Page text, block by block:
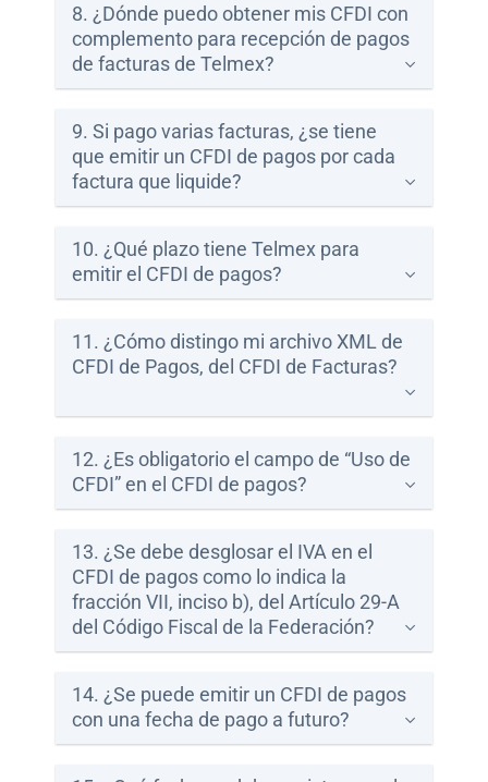
8. ¿Dónde puedo obtener mis CFDI con
complemento para recepción de pagos
de facturas de Telmex?
9. Si pago varias facturas, ¿se tiene
que emitir un CFDI de pagos por cada
factura que liquide?
10. ¿Qué plazo tiene Telmex para
emitir el CFDI de pagos?
11. ¿Cómo distingo mi archivo XML de
CFDI de Pagos, del CFDI de Facturas?
12. ¿Es obligatorio el campo de “Uso de
CFDI” en el CFDI de pagos?
13. ¿Se debe desglosar el IVA en el
CFDI de pagos como lo indica la
fracción VII, inciso b), del Artículo 29-A
del Código Fiscal de la Federación?
14. ¿Se puede emitir un CFDI de pagos
con una fecha de pago a futuro?